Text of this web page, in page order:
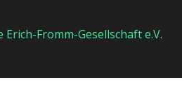
Fromm-Gesellschaft e.V.